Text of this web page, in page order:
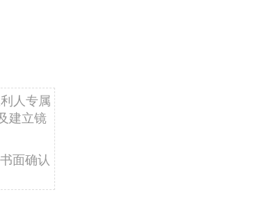
人专属
建立镜
面确认